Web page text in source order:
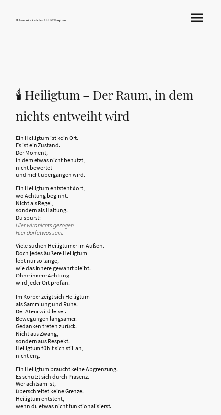
Hokamook - Zwischen Licht & Frequenz
🕯️ Heiligtum – Der Raum, in dem
nichts entweiht wird
Ein Heiligtum ist kein Ort.
Es ist ein Zustand.
Der Moment,
in dem etwas nicht benutzt,
nicht bewertet
und nicht übergangen wird.
Ein Heiligtum entsteht dort,
wo Achtung beginnt.
Nicht als Regel,
sondern als Haltung.
Du spürst:
Hier wird nichts gezogen.
Hier darf etwas sein.
Viele suchen Heiligtümer im Außen.
Doch jedes äußere Heiligtum
lebt nur so lange,
wie das innere gewahrt bleibt.
Ohne innere Achtung
wird jeder Ort profan.
Im Körper zeigt sich Heiligtum
als Sammlung und Ruhe.
Der Atem wird leiser.
Bewegungen langsamer.
Gedanken treten zurück.
Nicht aus Zwang,
sondern aus Respekt.
Heiligtum fühlt sich still an,
nicht eng.
Ein Heiligtum braucht keine Abgrenzung.
Es schützt sich durch Präsenz.
Wer achtsam ist,
überschreitet keine Grenze.
Heiligtum entsteht,
wenn du etwas nicht funktionalisierst.